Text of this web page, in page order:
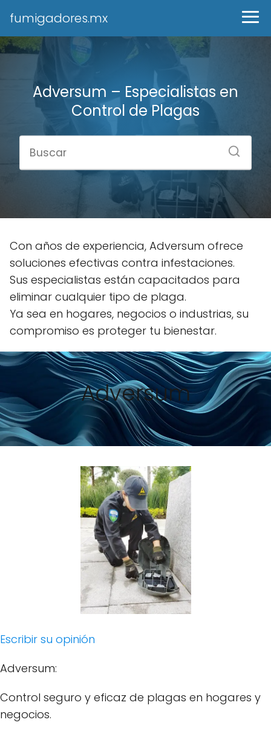
fumigadores.mx
Adversum – Especialistas en
Control de Plagas
Con años de experiencia, Adversum ofrece
soluciones efectivas contra infestaciones.
Sus especialistas están capacitados para
eliminar cualquier tipo de plaga.
Ya sea en hogares, negocios o industrias, su
compromiso es proteger tu bienestar.
Adversum
Escribir su opinión
Adversum:
Control seguro y eficaz de plagas en hogares y
negocios.